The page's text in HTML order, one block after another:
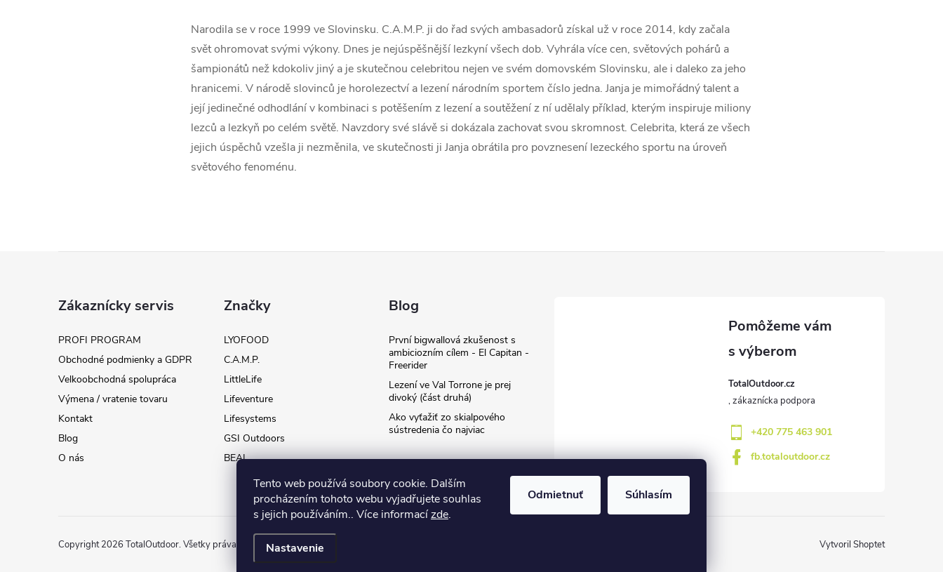
Tento web používá soubory cookie. Dalším
procházením tohoto webu vyjadřujete souhlas
s jejich používáním.. Více informacízde.
Nastavenie
Odmietnuť Súhlasím
Narodila se v roce 1999 ve Slovinsku. C.A.M.P. ji do řad svých ambasadorů získal už v roce 2014, kdy začala
svět ohromovat svými výkony. Dnes je nejúspěšnější lezkyní všech dob. Vyhrála více cen, světových pohárů a
šampionátů než kdokoliv jiný a je skutečnou celebritou nejen ve svém domovském Slovinsku, ale i daleko za jeho
hranicemi. V národě slovinců je horolezectví a lezení národním sportem číslo jedna. Janja je mimořádný talent a
její jedinečné odhodlání v kombinaci s potěšením z lezení a soutěžení z ní udělaly příklad, kterým inspiruje miliony
lezců a lezkyň po celém světě. Navzdory své slávě si dokázala zachovat svou skromnost. Celebrita, která ze všech
jejich úspěchů vzešla ji nezměnila, ve skutečnosti ji Janja obrátila pro povznesení lezeckého sportu na úroveň
světového fenoménu.
Zákaznícky servis
PROFI PROGRAM
Obchodné podmienky a GDPR
Velkoobchodná spolupráca
Výmena / vratenie tovaru
Kontakt
Blog
O nás
Značky
LYOFOOD
C.A.M.P.
LittleLife
Lifeventure
Lifesystems
GSI Outdoors
BEAL
Blog
První bigwallová zkušenost s
ambiciozním cílem - El Capitan -
Freerider
Lezení ve Val Torrone je prej
divoký (část druhá)
Ako vyťažiť zo skialpového
sústredenia čo najviac
TotalOutdoor.cz
+420 775 463 901
fb.totaloutdoor.cz
Vytvoril Shoptet
Copyright 2026 TotalOutdoor. Všetky práva vyhradené.Upraviť nastavenie cookies